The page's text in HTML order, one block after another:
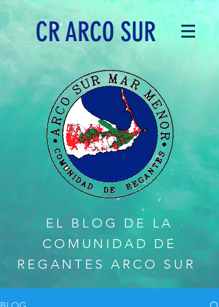
CR ARCO SUR
EL BLOG DE LA
COMUNIDAD DE
REGANTES ARCO SUR